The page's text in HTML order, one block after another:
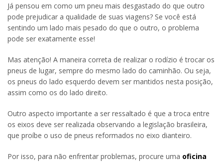
Já pensou em como um pneu mais desgastado do que outro
pode prejudicar a qualidade de suas viagens? Se você está
sentindo um lado mais pesado do que o outro, o problema
pode ser exatamente esse!
Mas atenção! A maneira correta de realizar o rodízio é trocar os
pneus de lugar, sempre do mesmo lado do caminhão. Ou seja,
os pneus do lado esquerdo devem ser mantidos nesta posição,
assim como os do lado direito.
Outro aspecto importante a ser ressaltado é que a troca entre
os eixos deve ser realizada observando a legislação brasileira,
que proíbe o uso de pneus reformados no eixo dianteiro.
Por isso, para não enfrentar problemas, procure uma oficina